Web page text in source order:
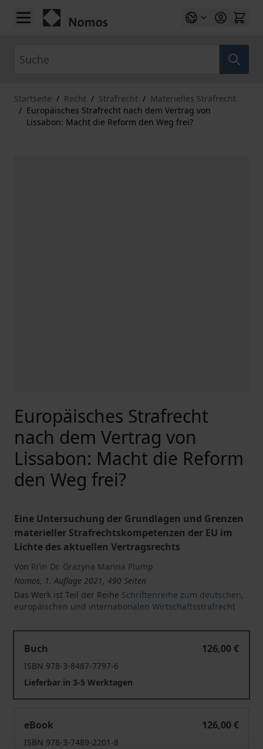
Zum Inhalt springen
Startseite / Recht / Strafrecht / Materielles Strafrecht
/ Europäisches Strafrecht nach dem Vertrag von
Lissabon: Macht die Reform den Weg frei?
Europäisches Strafrecht
nach dem Vertrag von
Lissabon: Macht die Reform
den Weg frei?
Eine Untersuchung der Grundlagen und Grenzen
materieller Strafrechtskompetenzen der EU im
Lichte des aktuellen Vertragsrechts
Von Ri’in Dr. Grazyna Marina Plump
Nomos, 1. Auflage 2021, 490 Seiten
Das Werk ist Teil der Reihe Schriftenreihe zum deutschen,
europäischen und internationalen Wirtschaftsstrafrecht
Buch
126,00 €
ISBN 978-3-8487-7797-6
Lieferbar in 3-5 Werktagen
eBook
126,00 €
ISBN 978-3-7489-2201-8